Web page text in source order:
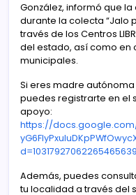
González, informó que
durante la colecta “Jalo
través de los Centros
del estado, así como en
municipales.
Si eres madre autónoma
puedes registrarte en el
apoyo:
https://docs.google.com/
Además, puedes
tu localidad a través del